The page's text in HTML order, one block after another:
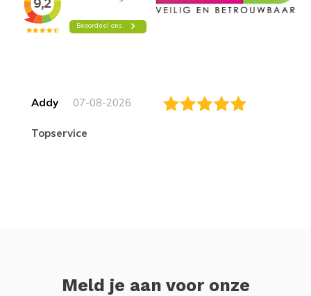
Addy 07-08-2026
topservice
Meld je aan voor onze